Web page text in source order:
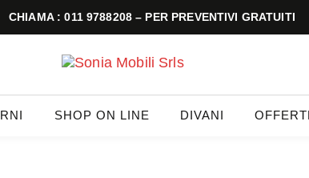
CHIAMA : 011 9788208 – PER PREVENTIVI GRATUITI
SHOP ON LINE DIVANI